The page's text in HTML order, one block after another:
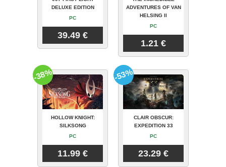
DELUXE EDITION
PC
39.49 €
ADVENTURES OF VAN
HELSING II
PC
1.21 €
HOLLOW KNIGHT:
SILKSONG
PC
11.99 €
-38%
CLAIR OBSCUR:
EXPEDITION 33
PC
23.29 €
-53%